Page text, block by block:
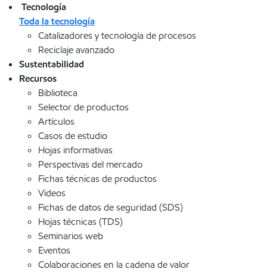
Tecnología
Toda la tecnología
Catalizadores y tecnología de procesos
Reciclaje avanzado
Sustentabilidad
Recursos
Biblioteca
Selector de productos
Artículos
Casos de estudio
Hojas informativas
Perspectivas del mercado
Fichas técnicas de productos
Videos
Fichas de datos de seguridad (SDS)
Hojas técnicas (TDS)
Seminarios web
Eventos
Colaboraciones en la cadena de valor